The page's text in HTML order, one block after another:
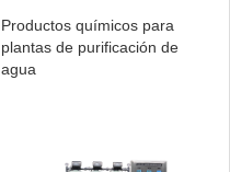
Productos químicos para
plantas de purificación de
agua